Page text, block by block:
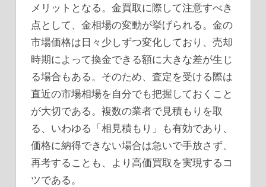
メリットとなる。金買取に際して注意すべき
点として、金相場の変動が挙げられる。金の
市場価格は日々少しずつ変化しており、売却
時期によって換金できる額に大きな差が生じ
る場合もある。そのため、査定を受ける際は
直近の市場相場を自分でも把握しておくこと
が大切である。複数の業者で見積もりを取
る、いわゆる「相見積もり」も有効であり、
価格に納得できない場合は急いで手放さず、
再考することも、より高価買取を実現するコ
ツである。